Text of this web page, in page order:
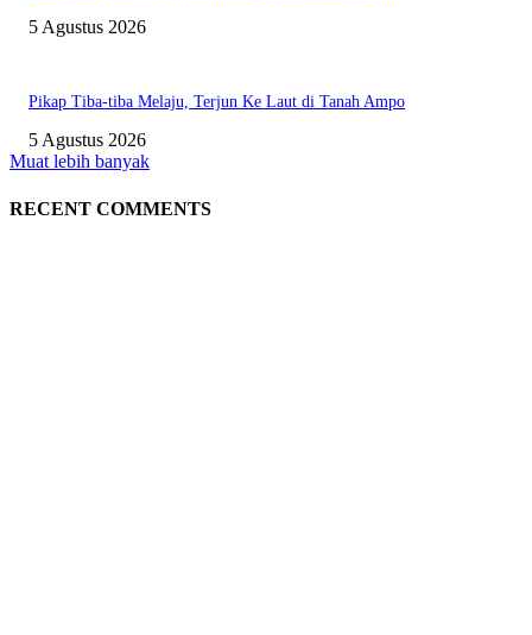
5 Agustus 2026
Pikap Tiba-tiba Melaju, Terjun Ke Laut di Tanah Ampo
5 Agustus 2026
Muat lebih banyak
RECENT COMMENTS